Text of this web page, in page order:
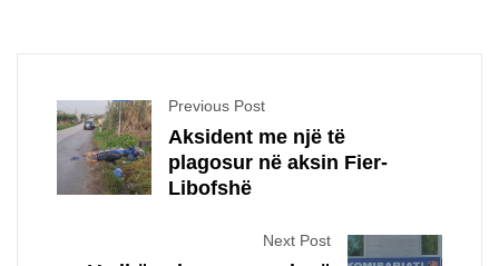
Previous Post
Aksident me një të
plagosur në aksin Fier-
Libofshë
Next Post